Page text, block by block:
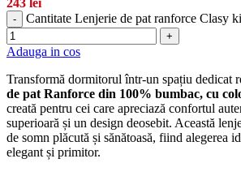
243 lei
- Cantitate Lenjerie de pat ranforce Clasy
+
Adauga in cos
Transformă dormitorul într-un spațiu dedicat
de pat Ranforce din 100% bumbac, cu
creată pentru cei care apreciază confortul
superioară și un design deosebit. Această
de somn plăcută și sănătoasă, fiind alegerea
elegant și primitor.